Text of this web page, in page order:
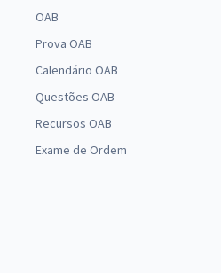
OAB
Prova OAB
Calendário OAB
Questões OAB
Recursos OAB
Exame de Ordem